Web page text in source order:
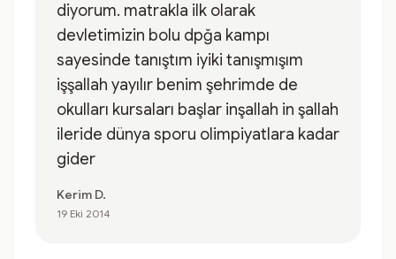
diyorum. matrakla ilk olarak
devletimizin bolu dpğa kampı
sayesinde tanıştım iyiki tanışmışım
işşallah yayılır benim şehrimde de
okulları kursaları başlar inşallah in şallah
ileride dünya sporu olimpiyatlara kadar
gider
Kerim D.
19 Eki 2014